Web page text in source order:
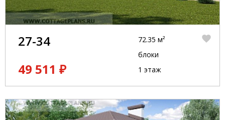
27-34
49 511 ₽
72.35 м²
блоки
1 этаж